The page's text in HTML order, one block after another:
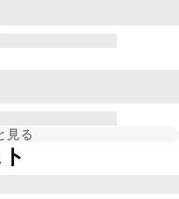
見る